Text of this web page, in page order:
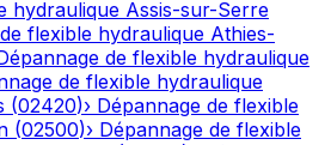
hydraulique Assis-sur-Serre
flexible hydraulique Athies-
de flexible hydraulique
de flexible hydraulique
(02420)› Dépannage de flexible
(02500)› Dépannage de flexible